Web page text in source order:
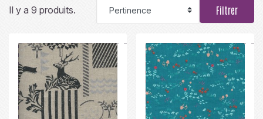
Il y a 9 produits. Filtrer